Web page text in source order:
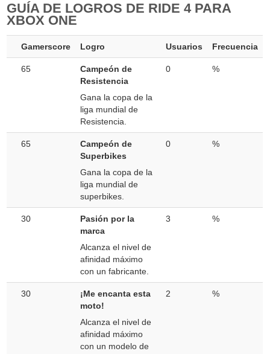
GUÍA DE LOGROS DE RIDE 4 PARA
XBOX ONE
Gamerscore Logro Usuarios Frecuencia
65
Campeón de
Resistencia
Gana la copa de la
liga mundial de
Resistencia.
0 %
65
Campeón de
Superbikes
Gana la copa de la
liga mundial de
superbikes.
0 %
30
Pasión por la
marca
Alcanza el nivel de
afinidad máximo
con un fabricante.
3 %
30
¡Me encanta esta
moto!
Alcanza el nivel de
afinidad máximo
con un modelo de
2 %